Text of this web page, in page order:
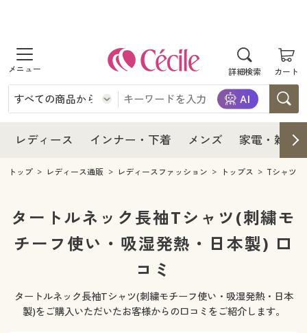
詳細検索 カート
商品を探す
レディース
レディースファッション
女性下着
インナー・下着
インナー・下着通販すべて
女性下着
メンズ下着
メンズ
メンズ通販すべて
メンズファッション
家電・雑貨
家電・雑貨すべて
寝具・インテリア・家具
制服・スクール
レディース インナー・下着 メンズ 家電・雑貨
レディース
レディース通販すべて
レディースファッション
インナー・下着
インナー・下着通販すべて
ジュニア・ティーンズ下着
メンズ
メンズ下着
家電
寝具・インテリア・家具通販すべて
寝具・ベッド
美容・健康
美容・健康・サプリメント
制服・スクールすべて
大きいサイズ
トップ レディース通販 レディースファッション トップス Tシャツ
タートルネック長袖Tシャツ(刺繍モ
チーフ使い・吸湿発熱・日本製) 口
コミ
タートルネック長袖Tシャツ(刺繍モチーフ使い・吸湿発熱・日本
製)をご購入いただいたお客様からの口コミをご紹介します。